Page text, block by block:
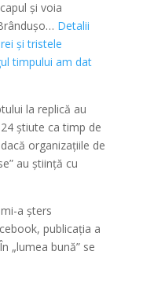
și voia
Detalii
și tristele
timpului am dat
la replică au
știute ca timp de
organizațiile de
au știință cu
a șters
publicația a
„lumea bună” se